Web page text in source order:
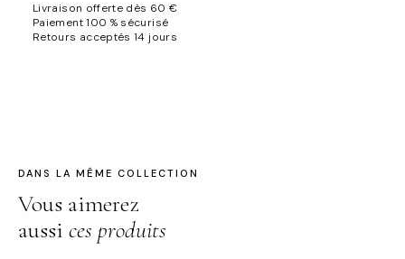
solaire
Livraison offerte dès 60 €
Paiement 100 % sécurisé
Retours acceptés 14 jours
DANS LA MÊME COLLECTION
Vous aimerez
aussi ces produits